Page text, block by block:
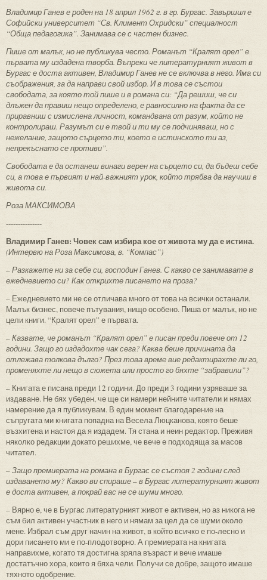
Владимир Ганев е роден на 18 април 1962 г. в гр. Бургас. Завършил е
Софийски университет “Св. Климент Охридски” специалност
“Обща педагогика”. Занимава се с частен бизнес.
Пише от малък, но не публикува често. Романът “Кралят орел” е
първата му издадена творба. Въпреки че литературният живот в
Бургас е доста активен, Владимир Ганев не се включва в него. Има си
съображения, за да направи свой избор. И в това се състои
свободата, за която той пише и в романа си: “Да решиш, че си
длъжен да правиш нещо определено, е равносилно на факта да се
приравниш с измислена личност, командвана от разум, който не
контролираш. Разумът си е твой и ти му се подчиняваш, но с
нежелание, защото сърцето ти, което е истинското ти аз,
непрекъснато се противи”.
Свободата е да останеш винаги верен на сърцето си, да бъдеш себе
си, а това е първият и най-важният урок, който трябва да научиш в
живота си.
Роза МАКСИМОВА
---------------
Владимир Ганев: Човек сам избира кое от живота му да е истина.
(Интервю на Роза Максимова, в. “Компас”)
– Разкажете ни за себе си, господин Ганев. С какво се занимавате в
ежедневието си? Как открихте писането на проза?
– Ежедневието ми не се отличава много от това на всички останали.
Малък бизнес, повече пътувания, нищо особено. Пиша от малък, но не
цели книги. “Кралят орел” е първата.
– Казвате, че романът “Кралят орел” е писан преди повече от 12
години. Защо го издадохте чак сега? Каква беше причината да
отлежава толкова дълго? През това време вие редактирахте ли го,
променяхте ли нещо в сюжета или просто го бяхте “забравили”?
– Книгата е писана преди 12 години. До преди 3 години узряваше за
издаване. Не бях убеден, че ще си намери нейните читатели и нямах
намерение да я публикувам. В един момент благодарение на
съпругата ми книгата попадна на Весела Люцканова, която беше
възхитена и настоя да я издадем. Тя стана и неин редактор. Преживя
няколко редакции докато решихме, че вече е подходяща за масов
читател.
– Защо премиерата на романа в Бургас се състоя 2 години след
издаването му? Какво ви спираше – в Бургас литературният живот
е доста активен, а покрай вас не се шуми много.
– Вярно е, че в Бургас литературният живот е активен, но аз никога не
съм бил активен участник в него и нямам за цел да се шуми около
мене. Избрал съм друг начин на живот, в който всичко е по-лесно и
дори писането ми е по-плодотворно. А премиерата на книгата
направихме, когато тя достигна зряла възраст и вече имаше
достатъчно хора, които я бяха чели. Получи се добре, защото имаше
тяхното одобрение.